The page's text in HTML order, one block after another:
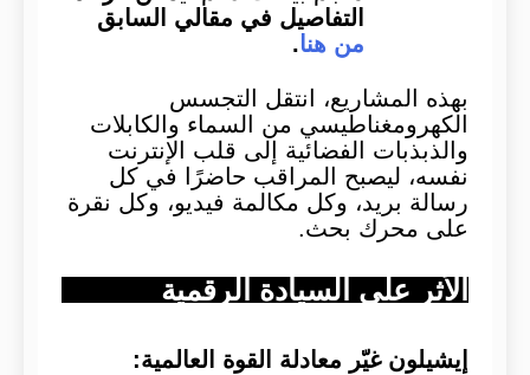
التفاصيل في مقالي السابق
من هنا.
بهذه المشاريع، انتقل التجسس
الكهرومغناطيسي من السماء والكابلات
والذبذبات الفضائية إلى قلب الإنترنت
نفسه، ليصبح المراقب حاضرًا في كل
رسالة بريد، وكل مكالمة فيديو، وكل نقرة
على محرك بحث.
الأثر على السيادة الرقمية
إيشيلون غيّر معادلة القوة العالمية: